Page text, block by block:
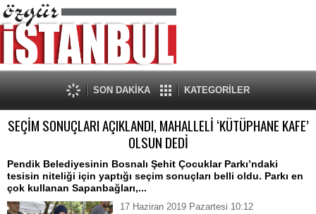
SON DAKİKA KATEGORİLER
SEÇİM SONUÇLARI AÇIKLANDI, MAHALLELİ ‘KÜTÜPHANE KAFE’
OLSUN DEDİ
Pendik Belediyesinin Bosnalı Şehit Çocuklar Parkı’ndaki
tesisin niteliği için yaptığı seçim sonuçları belli oldu. Parkı en
çok kullanan Sapanbağları,...
17 Haziran 2019 Pazartesi 10:12